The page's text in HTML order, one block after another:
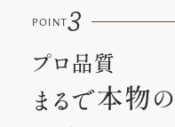
POINT3